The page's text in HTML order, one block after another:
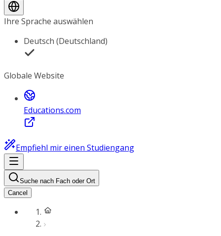
Ihre Sprache auswählen
Deutsch (Deutschland)
Globale Website
Educations.com
Empfiehl mir einen Studiengang
Suche nach Fach oder Ort
Cancel